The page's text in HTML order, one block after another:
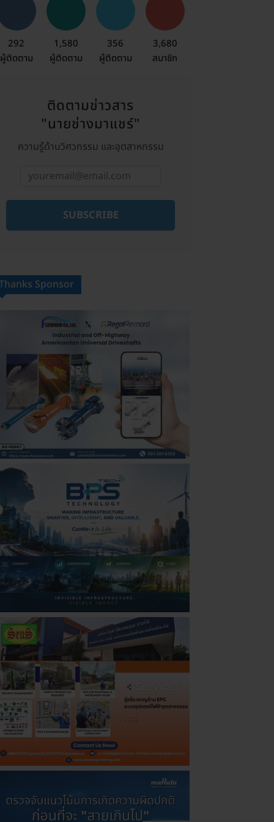
292
ผู้ติดตาม
1,580
ผู้ติดตาม
356
ผู้ติดตาม
3,680
สมาชิก
ติดตามข่าวสาร
"นายช่างมาแชร์"
ความรู้ด้านวิศวกรรม และอุตสาหกรรม
SUBSCRIBE
Sponsor